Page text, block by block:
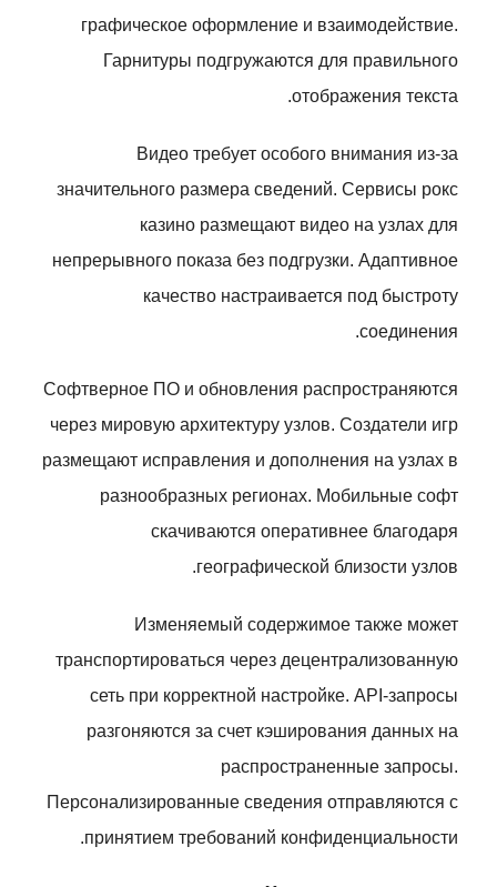
графическое оформление и взаимодействие.
Гарнитуры подгружаются для правильного
отображения текста.
Видео требует особого внимания из-за
значительного размера сведений. Сервисы рокс
казино размещают видео на узлах для
непрерывного показа без подгрузки. Адаптивное
качество настраивается под быстроту
соединения.
Софтверное ПО и обновления распространяются
через мировую архитектуру узлов. Создатели игр
размещают исправления и дополнения на узлах в
разнообразных регионах. Мобильные софт
скачиваются оперативнее благодаря
географической близости узлов.
Изменяемый содержимое также может
транспортироваться через децентрализованную
сеть при корректной настройке. API-запросы
разгоняются за счет кэширования данных на
распространенные запросы.
Персонализированные сведения отправляются с
принятием требований конфиденциальности.